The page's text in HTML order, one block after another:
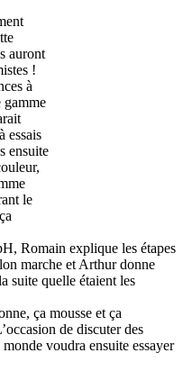
auront
!
à
gamme
essais
ensuite
le
Romain explique les étapes
marche et Arthur donne
suite quelle étaient les
ça mousse et ça
de discuter des
voudra ensuite essayer